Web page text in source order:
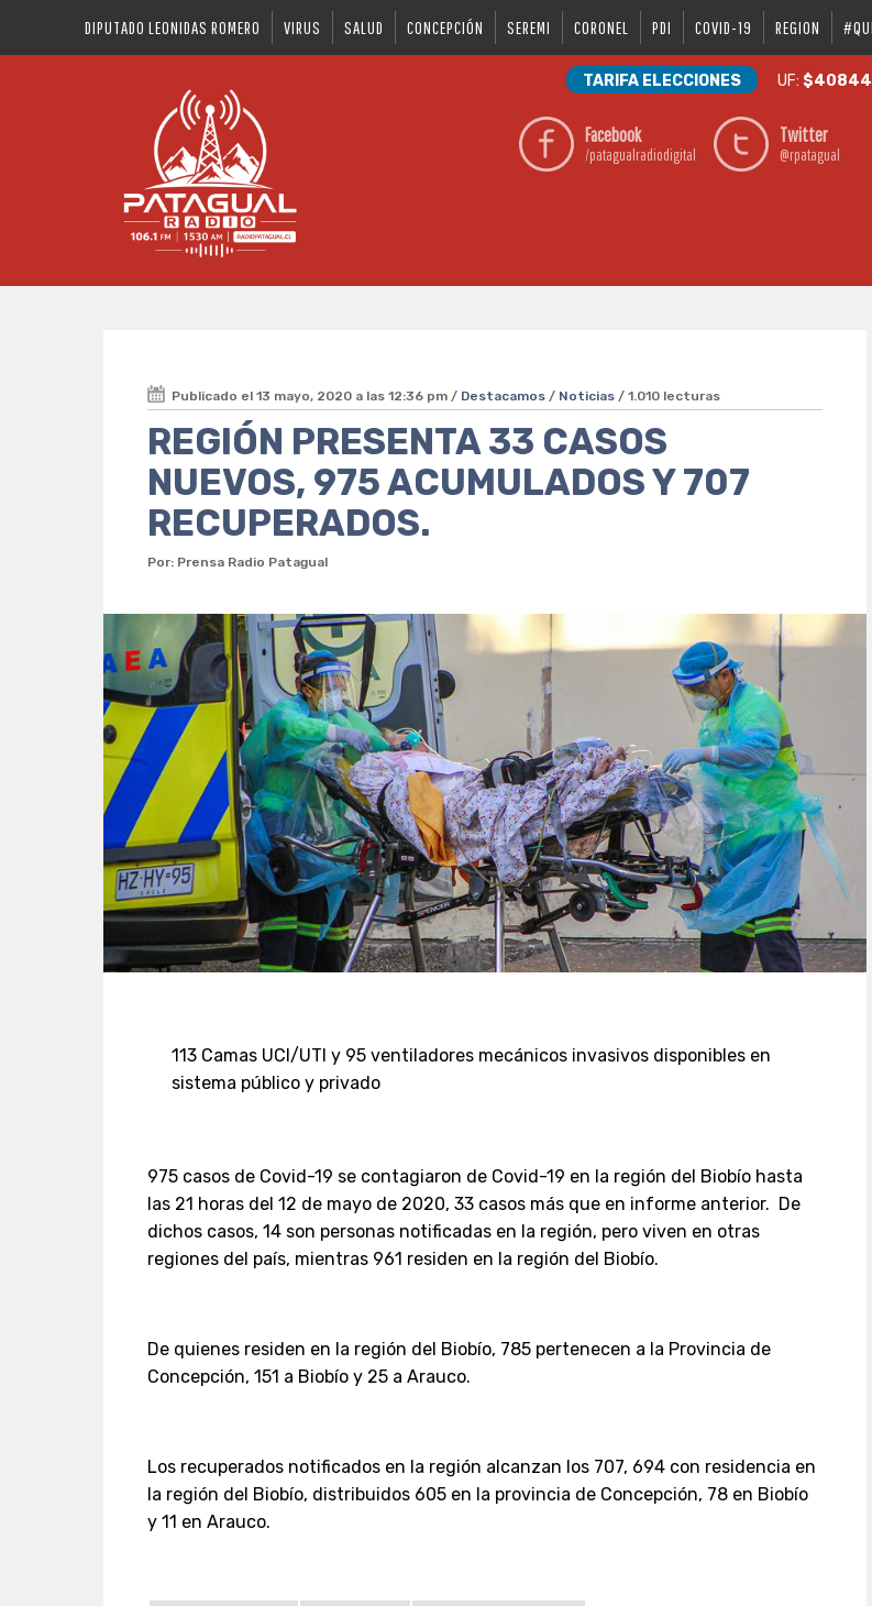
DIPUTADO LEONIDAS ROMERO VIRUS SALUD CONCEPCIÓN SEREMI CORONEL PDI COVID-19 REGION
TARIFA ELECCIONES UF:
Facebook
/patagualradiodigital
Twitter
@rpatagual
Publicado el 13 mayo, 2020 a las 12:36 pm / Destacamos / Noticias / 1.010 lecturas
REGIÓN PRESENTA 33 CASOS
NUEVOS, 975 ACUMULADOS Y 707
RECUPERADOS.
Por: Prensa Radio Patagual
113 Camas UCI/UTI y 95 ventiladores mecánicos invasivos disponibles en
sistema público y privado
975 casos de Covid-19 se contagiaron de Covid-19 en la región del Biobío hasta
las 21 horas del 12 de mayo de 2020, 33 casos más que en informe anterior. De
dichos casos, 14 son personas notificadas en la región, pero viven en otras
regiones del país, mientras 961 residen en la región del Biobío.
De quienes residen en la región del Biobío, 785 pertenecen a la Provincia de
Concepción, 151 a Biobío y 25 a Arauco.
Los recuperados notificados en la región alcanzan los 707, 694 con residencia en
la región del Biobío, distribuidos 605 en la provincia de Concepción, 78 en Biobío
y 11 en Arauco.